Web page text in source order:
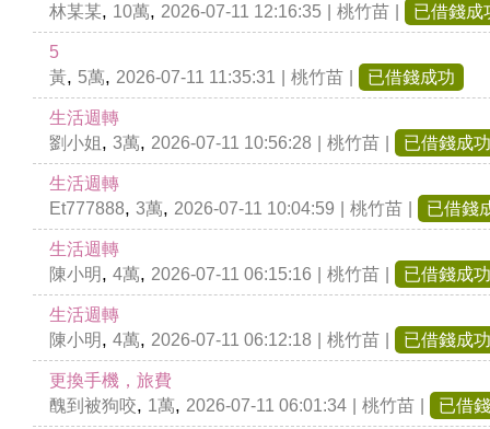
林某某, 10萬, 2026-07-11 12:16:35 桃竹苗 已借錢成
5
黃, 5萬, 2026-07-11 11:35:31 桃竹苗 已借錢成功
生活週轉
劉小姐, 3萬, 2026-07-11 10:56:28 桃竹苗 已借錢成功
生活週轉
Et777888, 3萬, 2026-07-11 10:04:59 桃竹苗 已借錢
生活週轉
陳小明, 4萬, 2026-07-11 06:15:16 桃竹苗 已借錢成功
生活週轉
陳小明, 4萬, 2026-07-11 06:12:18 桃竹苗 已借錢成功
更換手機，旅費
醜到被狗咬, 1萬, 2026-07-11 06:01:34 桃竹苗 已借